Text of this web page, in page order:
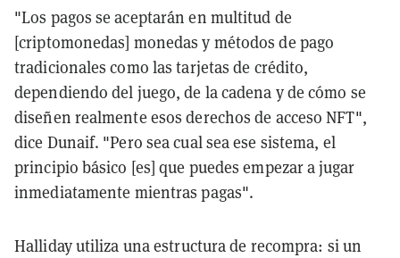
"Los pagos se aceptarán en multitud de
[criptomonedas] monedas y métodos de pago
tradicionales como las tarjetas de crédito,
dependiendo del juego, de la cadena y de cómo se
diseñen realmente esos derechos de acceso NFT",
dice Dunaif. "Pero sea cual sea ese sistema, el
principio básico [es] que puedes empezar a jugar
inmediatamente mientras pagas".
Halliday utiliza una estructura de recompra: si un